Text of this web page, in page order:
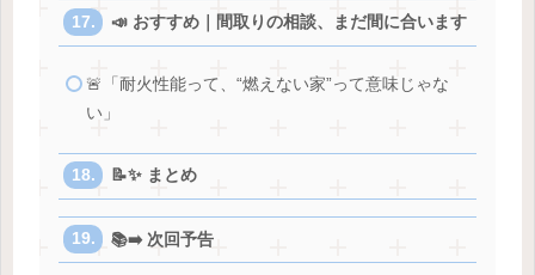
📣 おすすめ｜間取りの相談、まだ間に合います
🚨「耐火性能って、“燃えない家”って意味じゃな
い」
📝✨ まとめ
📚➡️ 次回予告